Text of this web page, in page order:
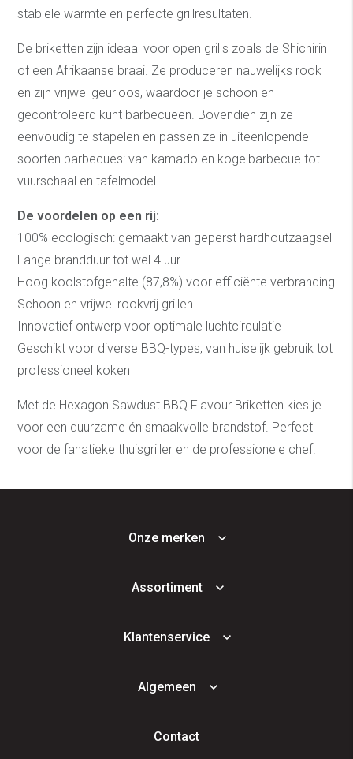
stabiele warmte en perfecte grillresultaten.
De briketten zijn ideaal voor open grills zoals de Shichirin
of een Afrikaanse braai. Ze produceren nauwelijks rook
en zijn vrijwel geurloos, waardoor je schoon en
gecontroleerd kunt barbecueën. Bovendien zijn ze
eenvoudig te stapelen en passen ze in uiteenlopende
soorten barbecues: van kamado en kogelbarbecue tot
vuurschaal en tafelmodel.
De voordelen op een rij:
100% ecologisch: gemaakt van geperst hardhoutzaagsel
Lange brandduur tot wel 4 uur
Hoog koolstofgehalte (87,8%) voor efficiënte verbranding
Schoon en vrijwel rookvrij grillen
Innovatief ontwerp voor optimale luchtcirculatie
Geschikt voor diverse BBQ-types, van huiselijk gebruik tot
professioneel koken
Met de Hexagon Sawdust BBQ Flavour Briketten kies je
voor een duurzame én smaakvolle brandstof. Perfect
voor de fanatieke thuisgriller en de professionele chef.
Onze merken
Assortiment
Klantenservice
Algemeen
Contact